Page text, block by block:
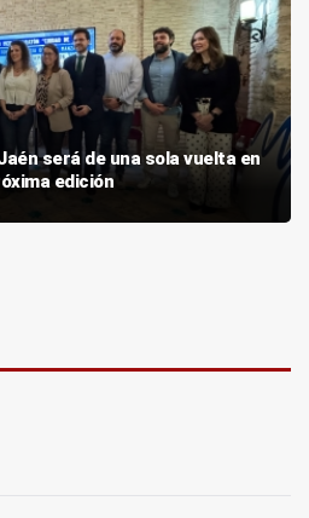
será de una sola vuelta en
edición